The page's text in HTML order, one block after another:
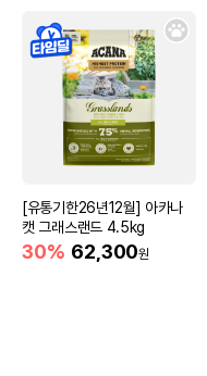
[유통기한26년12월] 아카나
캣 그래스랜드 4.5kg
30% 62,300원